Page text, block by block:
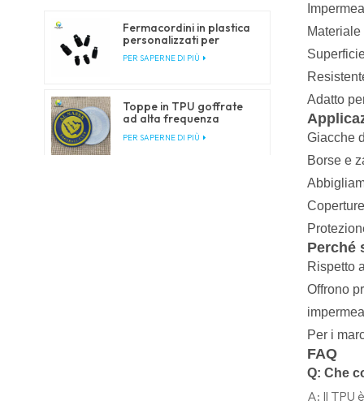
Adatto
Giacche
Borse e
Perché
Rispetto
Offrono
Per i
FAQ
Q:Che
A: Il TPU
Fermacordini in plastica
personalizzati per
coulisse e cordini elastici
PER SAPERNE DI PIÙ
Toppe in TPU goffrate
ad alta frequenza
personalizzate per
abbigliamento
PER SAPERNE DI PIÙ